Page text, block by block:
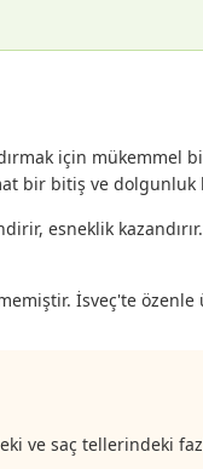
için
bir bitiş ve dolgunluk
esneklik
İsveç'te
ve saç tellerindeki